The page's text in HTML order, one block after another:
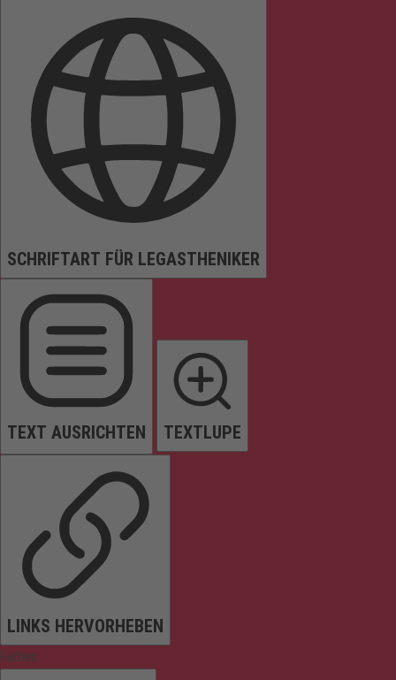
SCHRIFTART FÜR LEGASTHENIKER
TEXT AUSRICHTEN TEXTLUPE
LINKS HERVORHEBEN
Farben